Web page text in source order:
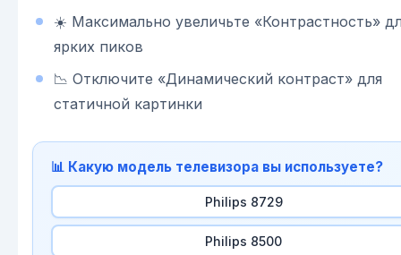
☀️ Максимально увеличьте «Контрастность»
ярких пиков
📉 Отключите «Динамический контраст» для
статичной картинки
📊 Какую модель телевизора вы используете?
Philips 8729
Philips 8500